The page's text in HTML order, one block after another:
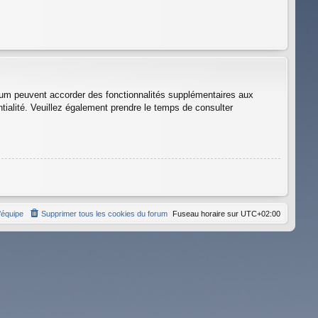
peuvent accorder des fonctionnalités supplémentaires aux
Veuillez également prendre le temps de consulter
Fuseau horaire sur UTC+02:00
Supprimer tous les cookies du forum